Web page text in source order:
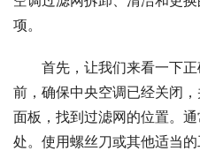
项。
首先，让我们来看一下
前，确保中央空调已经关闭
面板，找到过滤网的位置。
处。使用螺丝刀或其他适当